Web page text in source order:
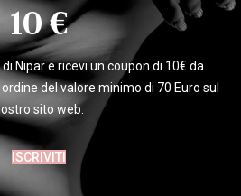
10 €
Nipar e ricevi un coupon di 10€ da
del valore minimo di 70 Euro sul
sito web.
ISCRIVITI